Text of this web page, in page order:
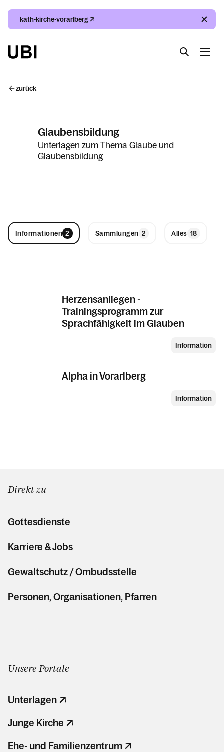
Kalender
kath-kirche-vorarlberg
zurück
Glaubensbildung
Unterlagen zum Thema Glaube und
Glaubensbildung
Informationen Sammlungen Alles
Herzensanliegen -
Trainingsprogramm zur
Sprachfähigkeit im Glauben
Information
Alpha in Vorarlberg
Information
Direkt zu
Gottesdienste
Karriere & Jobs
Gewaltschutz / Ombudsstelle
Personen, Organisationen, Pfarren
Unsere Portale
Unterlagen
Junge Kirche
Ehe- und Familienzentrum